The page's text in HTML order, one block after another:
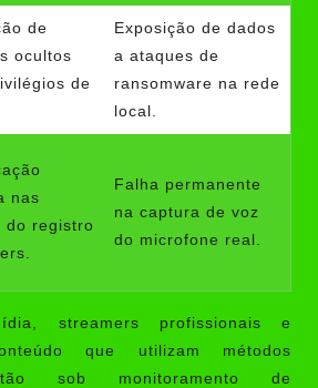
de
ocultos
de
Exposição de dados
a ataques de
ransomware na rede
local.
nas
do registro
Falha permanente
na captura de voz
do microfone real.
streamers profissionais e
que utilizam métodos
sob monitoramento de